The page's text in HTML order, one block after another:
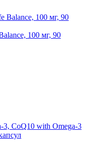
100 мг, 90
CoQ10 with Omega-3